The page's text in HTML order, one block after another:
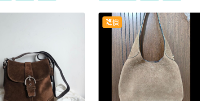
降價